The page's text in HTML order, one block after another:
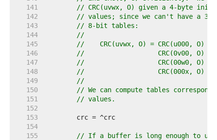
   141
// CRC(uvwx, O) given a 4-byte
   142
// values; since we can't have a
   143
// 8-bit tables:
   144
//
   145
//    CRC(uvwx, O) = CRC(u000, O)
   146
//                   CRC(0v00, O)
   147
//                   CRC(00w0, O)
   148
//                   CRC(000x, O)
   149
//
   150
// We can compute tables
   151
// values.
   152
   153
   154
   155
// If a buffer is long enough to